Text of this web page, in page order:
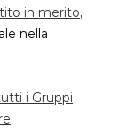
in merito,
nella
i Gruppi